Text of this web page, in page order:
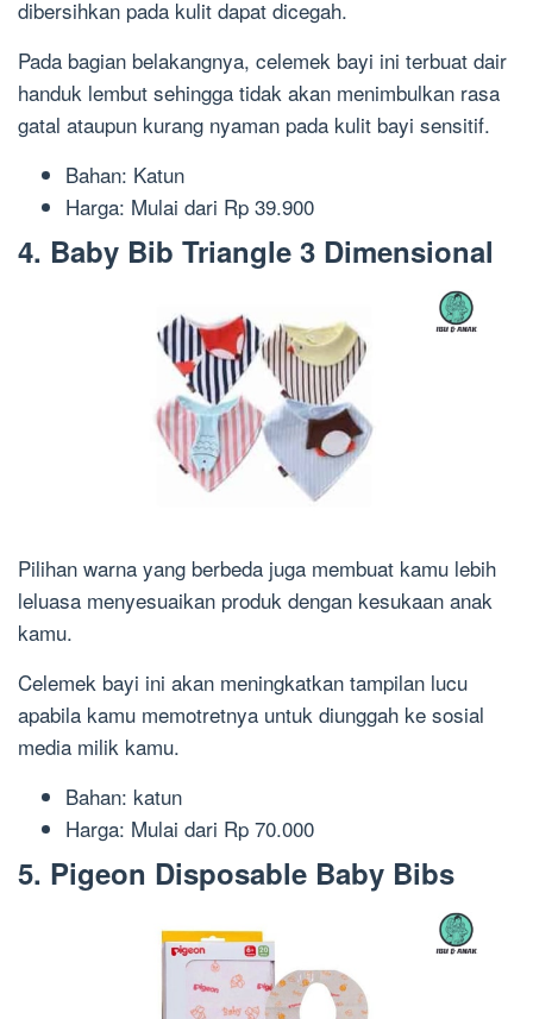
dibersihkan pada kulit dapat dicegah.
Pada bagian belakangnya, celemek bayi ini terbuat dair
handuk lembut sehingga tidak akan menimbulkan rasa
gatal ataupun kurang nyaman pada kulit bayi sensitif.
Bahan: Katun
Harga: Mulai dari Rp 39.900
4. Baby Bib Triangle 3 Dimensional
Pilihan warna yang berbeda juga membuat kamu lebih
leluasa menyesuaikan produk dengan kesukaan anak
kamu.
Celemek bayi ini akan meningkatkan tampilan lucu
apabila kamu memotretnya untuk diunggah ke sosial
media milik kamu.
Bahan: katun
Harga: Mulai dari Rp 70.000
5. Pigeon Disposable Baby Bibs